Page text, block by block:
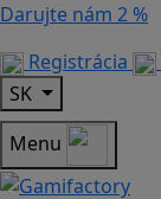
Darujte nám 2 %
Registrácia
SK
Menu